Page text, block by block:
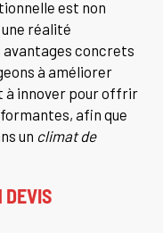
est non
réalité
avantages concrets
à améliorer
à innover pour offrir
afin que
un climat de
DEVIS